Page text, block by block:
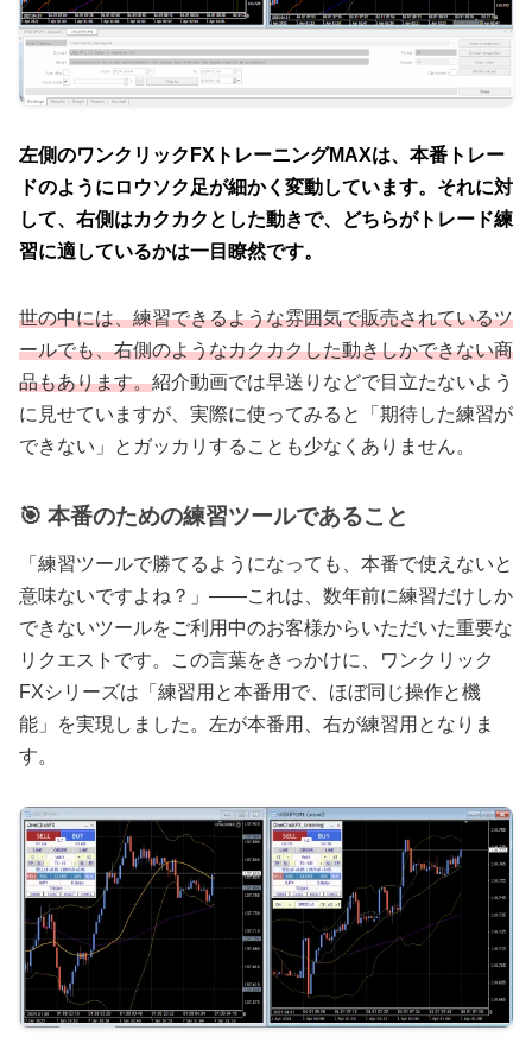
左側のワンクリックFXトレーニングMAXは、本番トレー
ドのようにロウソク足が細かく変動しています。それに対
して、右側はカクカクとした動きで、どちらがトレード練
習に適しているかは一目瞭然です。
世の中には、練習できるような雰囲気で販売されているツ
ールでも、右側のようなカクカクした動きしかできない商
品もあります。紹介動画では早送りなどで目立たないよう
に見せていますが、実際に使ってみると「期待した練習が
できない」とガッカリすることも少なくありません。
🎯 本番のための練習ツールであること
「練習ツールで勝てるようになっても、本番で使えないと
意味ないですよね？」――これは、数年前に練習だけしか
できないツールをご利用中のお客様からいただいた重要な
リクエストです。この言葉をきっかけに、ワンクリック
FXシリーズは「練習用と本番用で、ほぼ同じ操作と機
能」を実現しました。左が本番用、右が練習用となりま
す。